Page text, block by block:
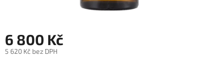
6 800 Kč
5 620 Kč bez DPH